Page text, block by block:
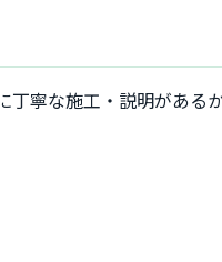
寧な施工・説明がある